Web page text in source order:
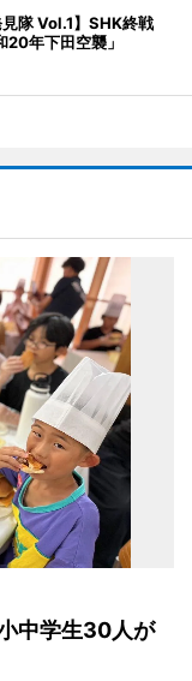
見隊 Vol.1】SHK終戦
年下田空襲」
中学生30人が